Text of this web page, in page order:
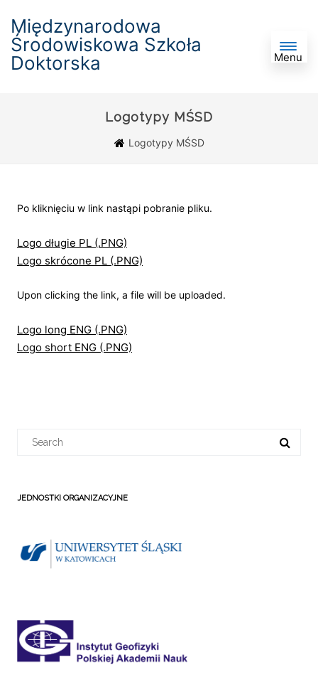
Międzynarodowa
Środowiskowa Szkoła
Doktorska
Menu
Logotypy MŚSD
Logotypy MŚSD
Po kliknięciu w link nastąpi pobranie pliku.
Logo długie PL (.PNG)
Logo skrócone PL (.PNG)
Upon clicking the link, a file will be uploaded.
Logo long ENG (.PNG)
Logo short ENG (.PNG)
for:
JEDNOSTKI ORGANIZACYJNE